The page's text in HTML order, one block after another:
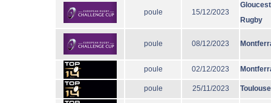
poule 15/12/2023
Rugby
poule 08/12/2023
poule 02/12/2023
poule 25/11/2023 Toulouse